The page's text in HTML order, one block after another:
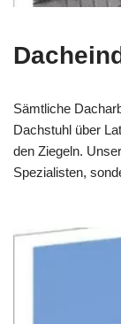
Sämtliche
Dachstuhl über
den Ziegeln.
Spezialisten,